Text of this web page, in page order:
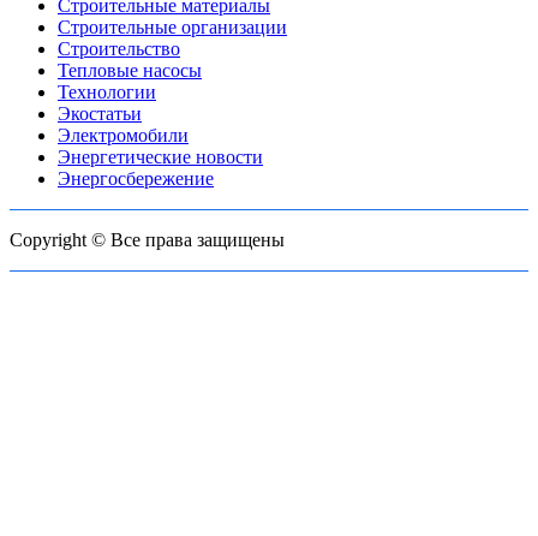
Строительные материалы
Строительные организации
Строительство
Тепловые насосы
Технологии
Экостатьи
Электромобили
Энергетические новости
Энергосбережение
Copyright © Все права защищены